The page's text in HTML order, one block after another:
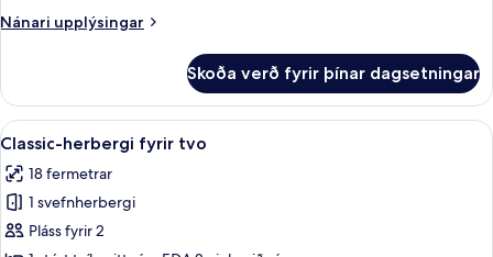
Room
Nánari upplýsingar
Nánari
Double
or
Twin
Skoða verð fyrir þínar dagsetningar
Skoða
allar
myndir
fyrir
Classic-
Classic-herbergi fyrir tvo | Míníbar,
4
Classic-herbergi fyrir tvo
18 fermetrar
1 svefnherbergi
Pláss fyrir 2